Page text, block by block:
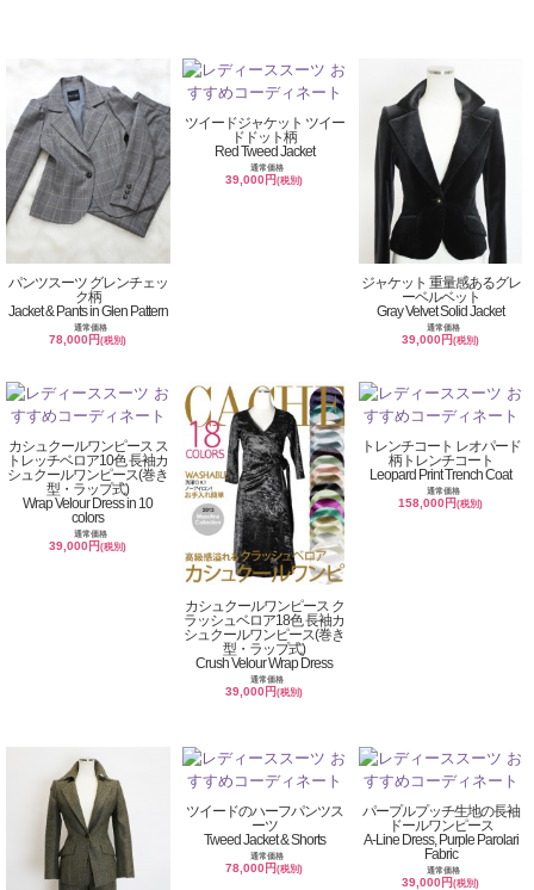
パンツスーツ グレンチェッ
ク柄
Jacket & Pants in Glen Pattern
通常価格
78,000円(税別)
ツイードジャケット ツイー
ドドット柄
Red Tweed Jacket
通常価格
39,000円(税別)
ジャケット 重量感あるグレ
ーベルベット
Gray Velvet Solid Jacket
通常価格
39,000円(税別)
カシュクールワンピース ス
トレッチベロア10色 長袖カ
シュクールワンピース(巻き
型・ラップ式)
Wrap Velour Dress in 10
colors
通常価格
39,000円(税別)
カシュクールワンピース ク
ラッシュベロア18色 長袖カ
シュクールワンピース(巻き
型・ラップ式)
Crush Velour Wrap Dress
通常価格
39,000円(税別)
トレンチコート レオパード
柄トレンチコート
Leopard Print Trench Coat
通常価格
158,000円(税別)
ツイードのハーフパンツス
ーツ
Tweed Jacket & Shorts
通常価格
78,000円(税別)
パープルプッチ生地の長袖
ドールワンピース
A-Line Dress, Purple Parolari
Fabric
通常価格
39,000円(税別)